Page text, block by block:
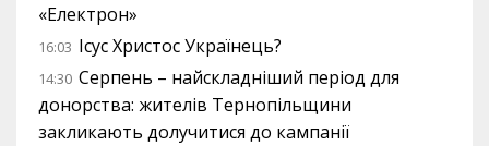
«Електрон»
16:03 Ісус Христос Українець?
14:30 Серпень – найскладніший період для
донорства: жителів Тернопільщини
закликають долучитися до кампанії